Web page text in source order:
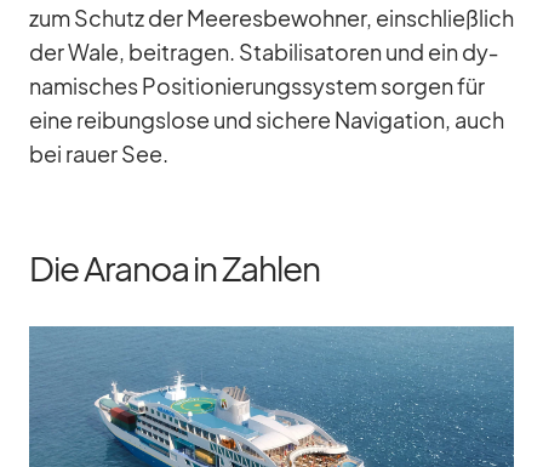
zum Schutz der Mee­res­be­woh­ner, ein­schließ­lich
der Wale, bei­tra­gen. Sta­bi­li­sa­to­ren und ein dy­
na­mi­sches Po­si­tio­nie­rungs­sys­tem sor­gen für
eine rei­bungs­lose und si­chere Na­vi­ga­tion, auch
bei rauer See.
Die Aranoa in Zahlen